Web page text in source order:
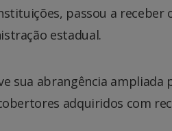
passou a receber
estadual.
sua abrangência
adquiridos com